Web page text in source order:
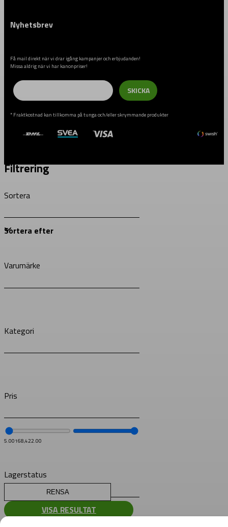
Nyhetsbrev
Få mail direkt när vi drar igång kampanjer och erbjudanden!
Missa aldrig när vi har kanonpriser!
Email
SKICKA
* Fraktkostnad kan tillkomma på tunga och/eller skrymmande produkter
Filtrering
Sortera
Varumärke
Kategori
Pris
5.00168,422.00
Lagerstatus
RENSA
VISA RESULTAT